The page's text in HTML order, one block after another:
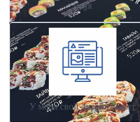
нуля
У меня свой дизайн-макет